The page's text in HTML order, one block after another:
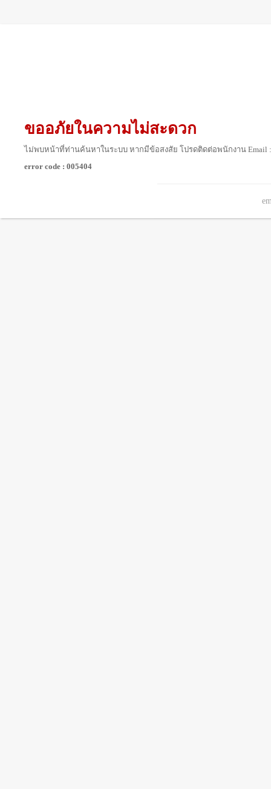
ขออภัยในความไม่สะดวก
ไม่พบหน้าที่ท่านค้นหาในระบบ หากมีข้อสงสัย โปรดติดต่อพนักงาน Email :
error code : 005404